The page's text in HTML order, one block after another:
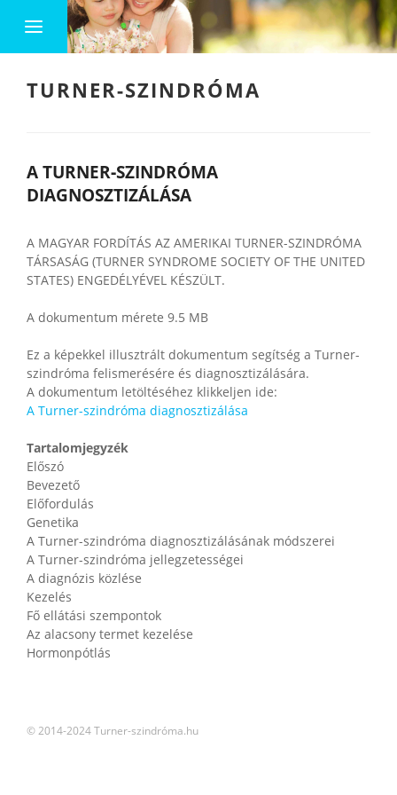
TURNER-SZINDRÓMA
A TURNER‐SZINDRÓMA
DIAGNOSZTIZÁLÁSA
A MAGYAR FORDÍTÁS AZ AMERIKAI TURNER-SZINDRÓMA
TÁRSASÁG (TURNER SYNDROME SOCIETY OF THE UNITED
STATES) ENGEDÉLYÉVEL KÉSZÜLT.
A dokumentum mérete 9.5 MB
Ez a képekkel illusztrált dokumentum segítség a Turner-
szindróma felismerésére és diagnosztizálására.
A dokumentum letöltéséhez klikkeljen ide:
A Turner-szindróma diagnosztizálása
Tartalomjegyzék
Előszó
Bevezető
Előfordulás
Genetika
A Turner-szindróma diagnosztizálásának módszerei
A Turner-szindróma jellegzetességei
A diagnózis közlése
Kezelés
Fő ellátási szempontok
Az alacsony termet kezelése
Hormonpótlás
© 2014-2024 Turner-szindróma.hu